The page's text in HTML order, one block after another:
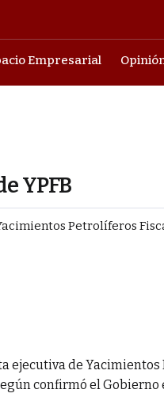
Empresarial
YPFB
Petrolíferos
ejecutiva de
confirmó el Gobierno